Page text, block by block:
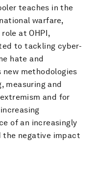
teaches in the
warfare,
at OHPI,
to tackling cyber-
hate and
new methodologies
measuring and
and for
of an increasingly
the negative impact